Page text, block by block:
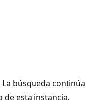
búsqueda continúa
de esta instancia.